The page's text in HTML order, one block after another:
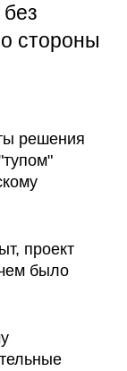
стороны
решения
проект
было